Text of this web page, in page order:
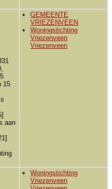
15
aan
GEMEENTE
VRIEZENVEEN
Woningstichting
Vriezenveen
Vriezenveen
Woningstichting
Vriezenveen